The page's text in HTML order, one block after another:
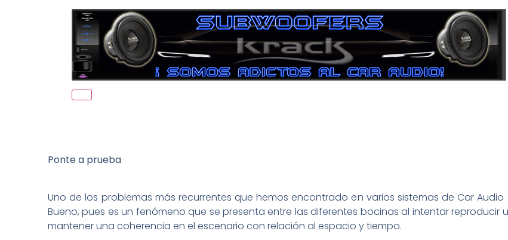
Ponte a prueba
Uno de los problemas más recurrentes que hemos encontrado en varios sistemas de Car Audio
Bueno, pues es un fenómeno que se presenta entre las diferentes bocinas al intentar
mantener una coherencia en el escenario con relación al espacio y tiempo.